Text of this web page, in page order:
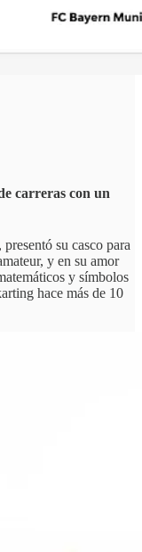
carreras con un
su casco para
y en su amor
y símbolos
hace más de 10